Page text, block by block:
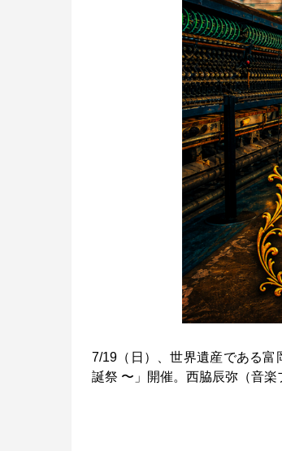
7/19（日）、世界遺産である
誕祭 〜」開催。西脇辰弥（音